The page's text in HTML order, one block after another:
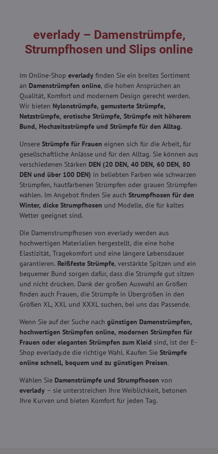
everlady – Damenstrümpfe,
Strumpfhosen und Slips online
Im Online-Shop everlady finden Sie ein breites Sortiment
an Damenstrümpfen online, die hohen Ansprüchen an
Qualität, Komfort und modernem Design gerecht werden.
Wir bieten Nylonstrümpfe, gemusterte Strümpfe,
Netzstrümpfe, erotische Strümpfe, Strümpfe mit höherem
Bund, Hochzeitsstrümpfe und Strümpfe für den Alltag.
Unsere Strümpfe für Frauen eignen sich für die Arbeit, für
gesellschaftliche Anlässe und für den Alltag. Sie können aus
verschiedenen Stärken DEN (20 DEN, 40 DEN, 60 DEN, 80
DEN und über 100 DEN) in beliebten Farben wie schwarzen
Strümpfen, hautfarbenen Strümpfen oder grauen Strümpfen
wählen. Im Angebot finden Sie auch Strumpfhosen für den
Winter, dicke Strumpfhosen und Modelle, die für kaltes
Wetter geeignet sind.
Die Damenstrumpfhosen von everlady werden aus
hochwertigen Materialien hergestellt, die eine hohe
Elastizität, Tragekomfort und eine längere Lebensdauer
garantieren. Reißfeste Strümpfe, verstärkte Spitzen und ein
bequemer Bund sorgen dafür, dass die Strümpfe gut sitzen
und nicht drücken. Dank der großen Auswahl an Größen
finden auch Frauen, die Strümpfe in Übergrößen in den
Größen XL, XXL und XXXL suchen, bei uns das Passende.
Wenn Sie auf der Suche nach günstigen Damenstrümpfen,
hochwertigen Strümpfen online, modernen Strümpfen für
Frauen oder eleganten Strümpfen zum Kleid sind, ist der E-
Shop everlady.de die richtige Wahl. Kaufen Sie Strümpfe
online schnell, bequem und zu günstigen Preisen.
Wählen Sie Damenstrümpfe und Strumpfhosen von
everlady – sie unterstreichen Ihre Weiblichkeit, betonen
Ihre Kurven und bieten Komfort für jeden Tag.